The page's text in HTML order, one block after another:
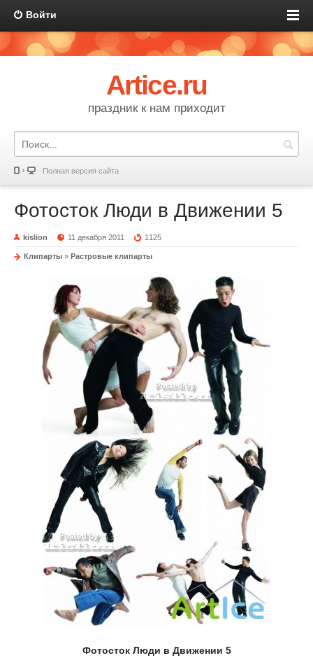
Войти
Artice.ru
праздник к нам приходит
Полная версия сайта
Фотосток Люди в Движении 5
kislion 11 декабря 2011 1125
Клипарты » Растровые клипарты
Фотосток Люди в Движении 5